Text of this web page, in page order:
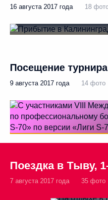
16 августа 2017 года 18
Посещение
9 августа 2017 года 14 фото
Поездка в Тыву,
7 августа 2017 года 35 фото